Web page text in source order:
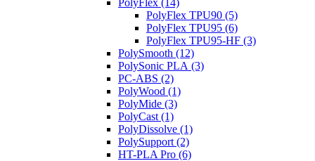
PolyFlex TPU90 (5)
PolyFlex TPU95 (6)
PolyFlex TPU95-HF (3)
PolySmooth (12)
PolySonic PLA (3)
PC-ABS (2)
PolyWood (1)
PolyMide (3)
PolyCast (1)
PolyDissolve (1)
PolySupport (2)
HT-PLA Pro (6)